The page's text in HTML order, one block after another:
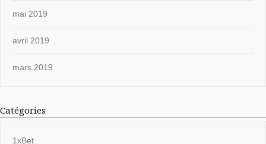
mai 2019
avril 2019
mars 2019
Catégories
1xBet